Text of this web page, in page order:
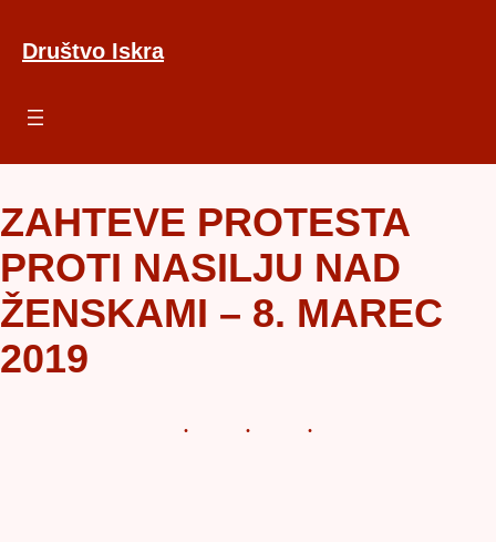
vsebino
Društvo Iskra
ZAHTEVE PROTESTA
PROTI NASILJU NAD
ŽENSKAMI – 8. MAREC
2019